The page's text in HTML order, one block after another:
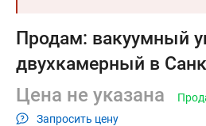
Продам: вакуумный
двухкамерный в
Цена не указана
Запросить цену